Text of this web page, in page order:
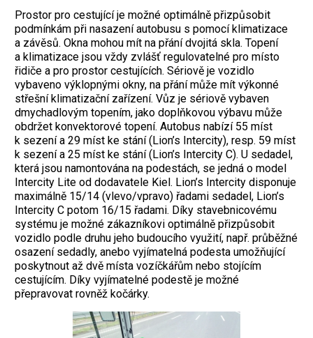
Prostor pro cestující je možné optimálně přizpůsobit
podmínkám při nasazení autobusu s pomocí klimatizace
a závěsů. Okna mohou mít na přání dvojitá skla. Topení
a klimatizace jsou vždy zvlášť regulovatelné pro místo
řidiče a pro prostor cestujících. Sériově je vozidlo
vybaveno výklopnými okny, na přání může mít výkonné
střešní klimatizační zařízení. Vůz je sériově vybaven
dmychadlovým topením, jako doplňkovou výbavu může
obdržet konvektorové topení. Autobus nabízí 55 míst
k sezení a 29 míst ke stání (Lion’s Intercity), resp. 59 míst
k sezení a 25 míst ke stání (Lion’s Intercity C). U sedadel,
která jsou namontována na podestách, se jedná o model
Intercity Lite od dodavatele Kiel. Lion’s Intercity disponuje
maximálně 15/14 (vlevo/vpravo) řadami sedadel, Lion’s
Intercity C potom 16/15 řadami. Díky stavebnicovému
systému je možné zákazníkovi optimálně přizpůsobit
vozidlo podle druhu jeho budoucího využití, např. průběžné
osazení sedadly, anebo vyjímatelná podesta umožňující
poskytnout až dvě místa vozíčkářům nebo stojícím
cestujícím. Díky vyjímatelné podestě je možné
přepravovat rovněž kočárky.